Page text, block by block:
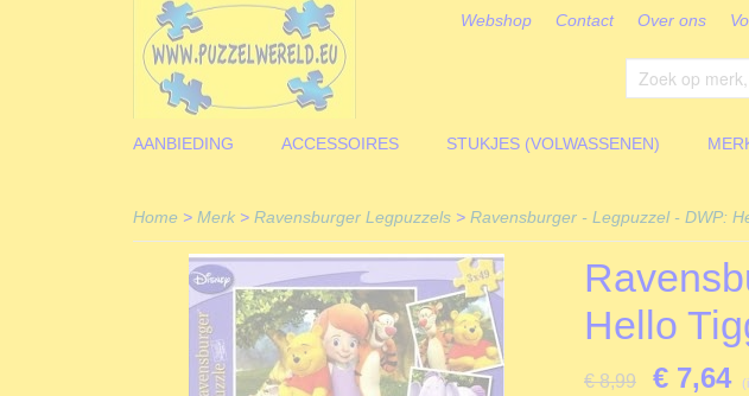
Webshop Contact Over ons
AANBIEDING ACCESSOIRES STUKJES (VOLWASSENEN)
Home > Merk > Ravensburger Legpuzzels > Ravensburger - Legpuzzel - DWP:
Hello
€ 8,99 € 7,64